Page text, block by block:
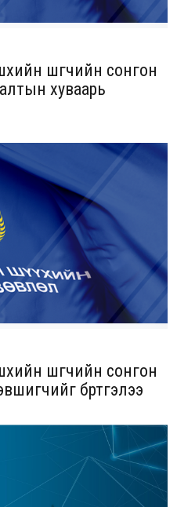
шүүгчийн сонгон
хуваарь
шүүгчийн сонгон
бүртгэлээ